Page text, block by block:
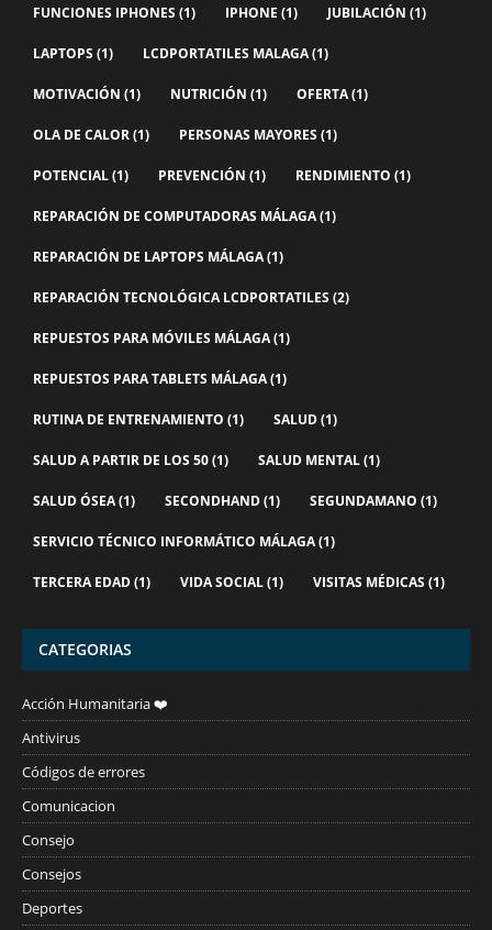
FUNCIONES IPHONES (1) IPHONE (1) JUBILACIÓN (1)
LAPTOPS (1) LCDPORTATILES MALAGA(1)
MOTIVACIÓN (1) NUTRICIÓN (1) OFERTA(1)
OLA DE CALOR(1) PERSONAS MAYORES (1)
POTENCIAL(1) PREVENCIÓN (1) RENDIMIENTO (1)
REPARACIÓN DE COMPUTADORAS MÁLAGA(1)
REPARACIÓN DE LAPTOPS MÁLAGA(1)
REPARACIÓN TECNOLÓGICA LCDPORTATILES (2)
REPUESTOS PARA MÓVILES MÁLAGA(1)
REPUESTOS PARA TABLETS MÁLAGA(1)
RUTINA DE ENTRENAMIENTO (1) SALUD(1)
SALUD A PARTIR DE LOS 50(1) SALUD MENTAL(1)
SALUD ÓSEA(1) SECONDHAND(1) SEGUNDAMANO (1)
SERVICIO TÉCNICO INFORMÁTICO MÁLAGA(1)
TERCERA EDAD(1) VIDA SOCIAL(1) VISITAS MÉDICAS (1)
CATEGORIAS
Acción Humanitaria ❤️
Antivirus
Códigos de errores
Comunicacion
Consejo
Consejos
Deportes